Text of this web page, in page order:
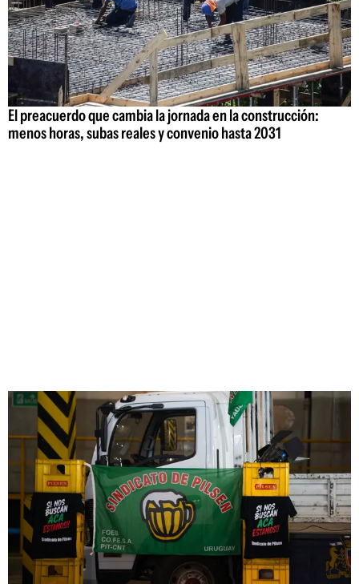
El preacuerdo que cambia la jornada en la construcción:
menos horas, subas reales y convenio hasta 2031